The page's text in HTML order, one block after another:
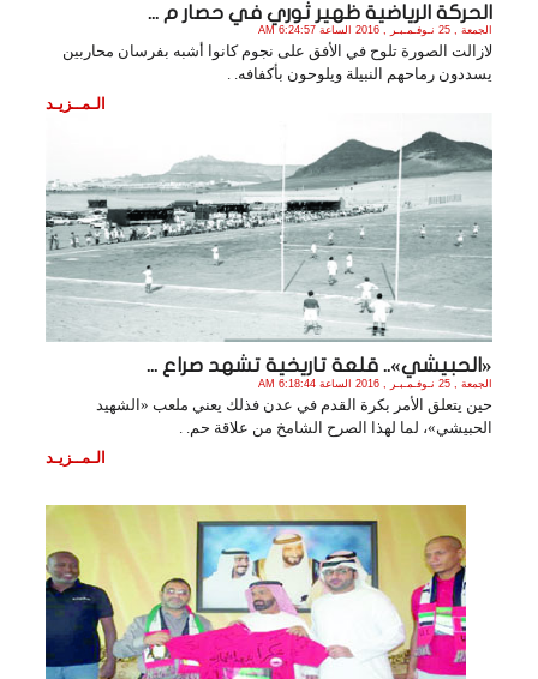
الحركة الرياضية ظهير ثوري في حصار م ...
الجمعة , 25 نـوفـمـبـر , 2016 الساعة 6:24:57 AM
لازالت الصورة تلوح في الأفق على نجوم كانوا أشبه بفرسان محاربين
يسددون رماحهم النبيلة ويلوحون بأكفافه. .
الـمــزيـد
«الحبيشي».. قلعة تاريخية تشهد صراع ...
الجمعة , 25 نـوفـمـبـر , 2016 الساعة 6:18:44 AM
حين يتعلق الأمر بكرة القدم في عدن فذلك يعني ملعب «الشهيد
الحبيشي»، لما لهذا الصرح الشامخ من علاقة حم. .
الـمــزيـد